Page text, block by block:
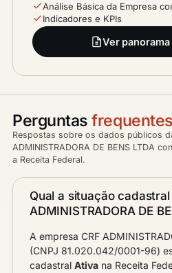
Análise Básica da Empresa
Indicadores e KPIs
Ver
Perguntasfrequentes
Respostas sobre os dados públicos
ADMINISTRADORA DE BENS LTDA
a Receita Federal.
Qual a situação cadastral
ADMINISTRADORA DE
A empresa CRF
(CNPJ 81.020.042/0001-96)
cadastral Ativa na Receita